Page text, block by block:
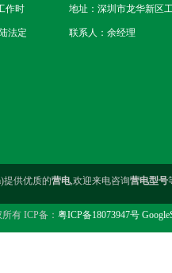
作时
法定
地址：深圳市龙华新区
联系人：余经理
提供优质的营电,欢迎来电咨询营电型号
有 ICP备： 粤ICP备18073947号